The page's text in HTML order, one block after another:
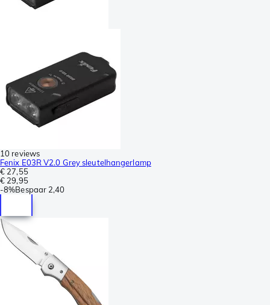
10 reviews
Fenix E03R V2.0 Grey sleutelhangerlamp
€ 27,55
€ 29,95
-8%Bespaar 2,40